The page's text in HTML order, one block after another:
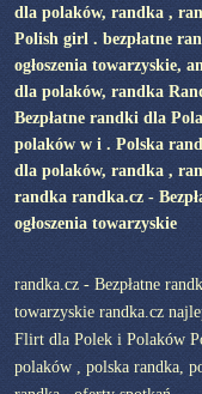
dla polaków, randka ,
Polish girl . bezpłatne
ogłoszenia towarzyskie,
dla polaków, randka
Bezpłatne randki dla
polaków w i . Polska
dla polaków, randka ,
randka randka.cz -
ogłoszenia towarzyskie
randka.cz - Bezpłatne
towarzyskie randka.cz
Flirt dla Polek i Polaków
polaków , polska randka,